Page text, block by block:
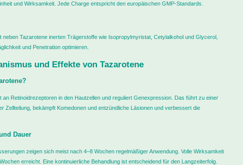
und Wirksamkeit. Jede Charge entspricht den europäischen GMP-Standards.
neben Tazarotene inerten Trägerstoffe wie Isopropylmyristat, Cetylalkohol und Glycerol,
und Penetration optimieren.
und Effekte von Tazarotene
an Retinoidrezeptoren in den Hautzellen und reguliert Genexpression. Das führt zu einer
Zellteilung, bekämpft Komedonen und entzündliche Läsionen und verbessert die
Dauer
zeigen sich meist nach 4–8 Wochen regelmäßiger Anwendung. Volle Wirksamkeit
erreicht. Eine kontinuierliche Behandlung ist entscheidend für den Langzeiterfolg.